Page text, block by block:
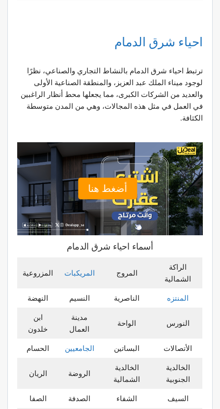
احياء شرق الدمام
ترتبط احياء شرق الدمام بالنشاط التجاري والصناعي، نظرًا
لوجود ميناء الملك عبد العزيز، والمنطقة الصناعية الأولى
والعديد من الشركات الكبرى، مما يجعلها محط أنظار الراغبين
في العمل في مثل هذه المجالات، وهي من المدن متوسطة
الكثافة.
أضغط هنا
أسماء احياء شرق الدمام
الراكة
الشمالية
المروج المريكبات المزروعية
المنتزه الناصرية النسيم النهضة
النورس الواحة
مدينة
العمال
ابن
خلدون
الأتصالات البساتين الجامعيين الحسام
الخالدية
الجنوبية
الخالدية
الشمالية
الروضة الريان
السيف الشفاء الصدفة الصفا